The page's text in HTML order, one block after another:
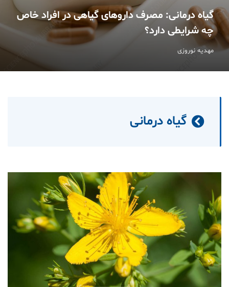
مهدیه نوروزی
گیاه درمانی: مصرف داروهای گیاهی در افراد خاص
چه شرایطی دارد؟
گیاه درمانی